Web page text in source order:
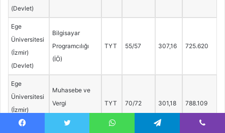
(Devlet)
Ege
Üniversitesi
(İzmir)
(Devlet)
Bilgisayar
Programcılığı
(İÖ)
TYT 55/57 307,16 725.620
Ege
Üniversitesi
(İzmir)
(Devlet)
Muhasebe ve
Vergi
TYT 70/72 301,18 788.109